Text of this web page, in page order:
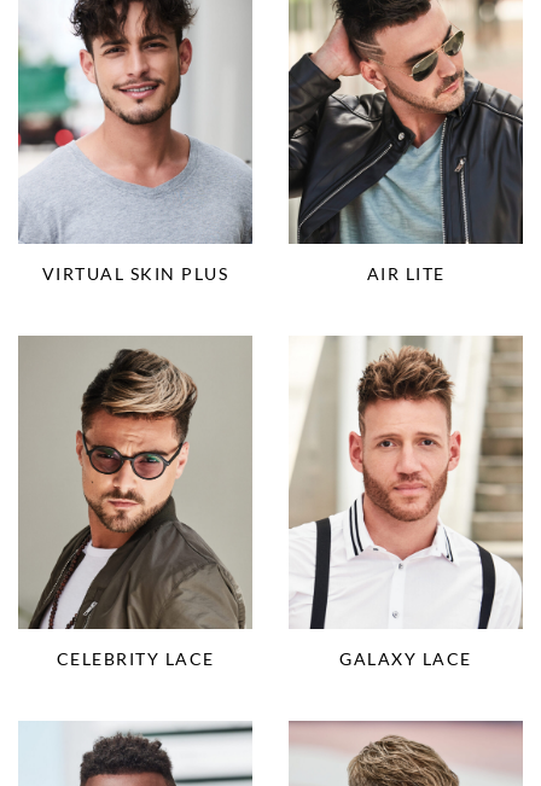
VIRTUAL SKIN PLUS AIR LITE
CELEBRITY LACE GALAXY LACE